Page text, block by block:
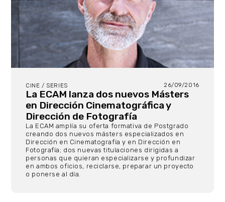
CINE / SERIES 26/09/2016
La ECAM lanza dos nuevos Másters
en Dirección Cinematográfica y
Dirección de Fotografía
La ECAM amplía su oferta formativa de Postgrado
creando dos nuevos másters especializados en
Dirección en Cinematografía y en Dirección en
Fotografía; dos nuevas titulaciones dirigidas a
personas que quieran especializarse y profundizar
en ambos oficios, reciclarse, preparar un proyecto
o ponerse al día.